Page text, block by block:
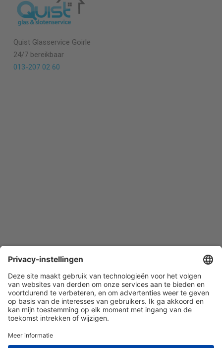
Quist Glasservice Goirle
24/7 bereikbaar
013-207 02 60